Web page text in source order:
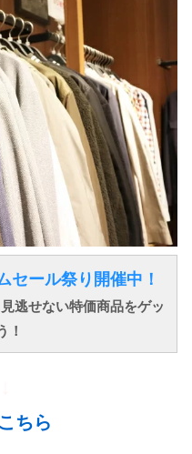
セール祭り開催中！
逃せない特価商品をゲッ
！
ちら